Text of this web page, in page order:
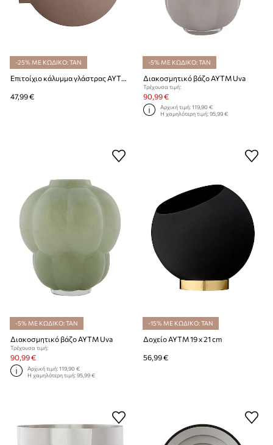
-25% ΜΕ ΚΩΔΙΚΟ: TAN
47,99 €
-5% ΜΕ ΚΩΔΙΚΟ: TAN
Διακοσμητικό βάζο AYTM Uva
Τρέχουσα τιμή:
90,99 €
Αρχική τιμή:119,90 €
Η χαμηλότερη τιμή:95,99 €
-5% ΜΕ ΚΩΔΙΚΟ: TAN
Διακοσμητικό βάζο AYTM Uva
Τρέχουσα τιμή:
90,99 €
Αρχική τιμή:119,90 €
Η χαμηλότερη τιμή:95,99 €
-15% ΜΕ ΚΩΔΙΚΟ: TAN
Δοχείο AYTM 19 x 21 cm
56,99 €